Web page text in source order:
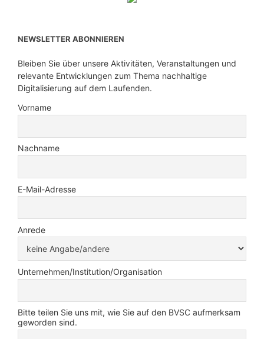
NEWSLETTER ABONNIEREN
Bleiben Sie über unsere Aktivitäten, Veranstaltungen und
relevante Entwicklungen zum Thema nachhaltige
Digitalisierung auf dem Laufenden.
Vorname
Nachname
E-Mail-Adresse
Anrede
Unternehmen/Institution/Organisation
Bitte teilen Sie uns mit, wie Sie auf den BVSC aufmerksam
geworden sind.